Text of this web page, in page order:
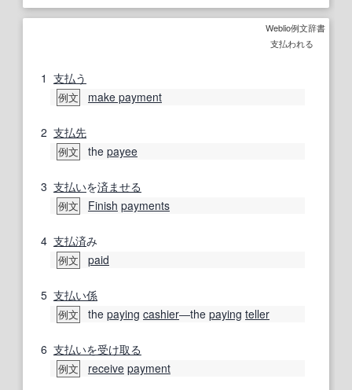
Weblio例文辞書
支払われる
1 支払う
例文 make payment
2 支払先
例文 the payee
3 支払いを済ませる
例文 Finish payments
4 支払済み
例文 paid
5 支払い係
例文 the paying cashier―the paying teller
6 支払いを受け取る
例文 receive payment